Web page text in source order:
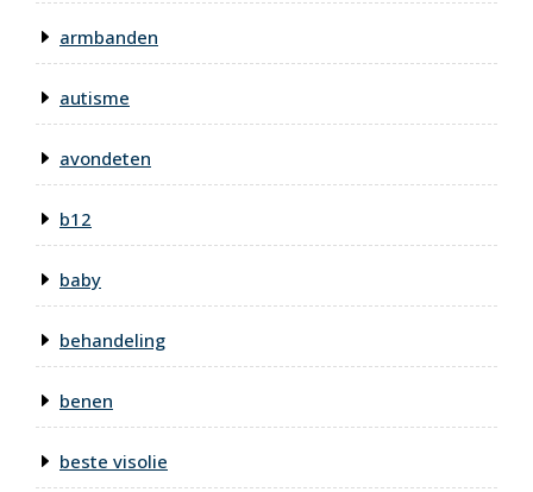
armbanden
autisme
avondeten
b12
baby
behandeling
benen
beste visolie